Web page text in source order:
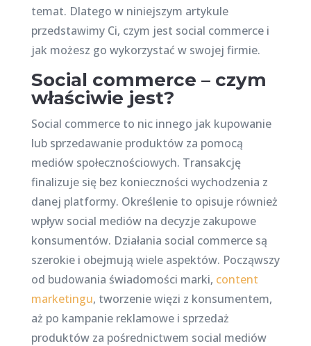
temat. Dlatego w niniejszym artykule
przedstawimy Ci, czym jest social commerce i
jak możesz go wykorzystać w swojej firmie.
Social commerce – czym
właściwie jest?
Social commerce to nic innego jak kupowanie
lub sprzedawanie produktów za pomocą
mediów społecznościowych. Transakcję
finalizuje się bez konieczności wychodzenia z
danej platformy. Określenie to opisuje również
wpływ social mediów na decyzje zakupowe
konsumentów. Działania social commerce są
szerokie i obejmują wiele aspektów. Począwszy
od budowania świadomości marki, content
marketingu, tworzenie więzi z konsumentem,
aż po kampanie reklamowe i sprzedaż
produktów za pośrednictwem social mediów